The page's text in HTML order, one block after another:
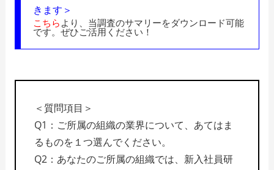
きます＞
こちら より、当調査のサマリーをダウンロード可能
です。ぜひご活用ください！
＜質問項目＞
Q1：ご所属の組織の業界について、あてはま
るものを１つ選んでください。
Q2：あなたのご所属の組織では、新入社員研